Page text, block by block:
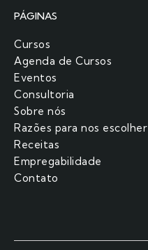
PÁGINAS
Cursos
Agenda de Cursos
Eventos
Consultoria
Sobre nós
Razões para nos escolher​
Receitas
Empregabilidade
Contato